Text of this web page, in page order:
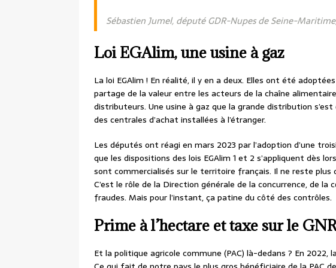
Sébastien Jumel, député GDR-Nupes de Seine-
Loi EGAlim, une usine à gaz
La loi EGAlim ! En réalité, il y en a deux. Elles ont été
partage de la valeur entre les acteurs de la chaîne
distributeurs. Une usine à gaz que la grande distribution
des centrales d’achat installées à l’étranger.
Les députés ont réagi en mars 2023 par l’adoption d’une
que les dispositions des lois EGAlim 1 et 2 s’appliquent dès
sont commercialisés sur le territoire français. Il ne reste plus
C’est le rôle de la Direction générale de la concurrence, de
fraudes. Mais pour l’instant, ça patine du côté des contrôles.
Prime à l’hectare et taxe sur le
Et la politique agricole commune (PAC) là-dedans ? En 2022,